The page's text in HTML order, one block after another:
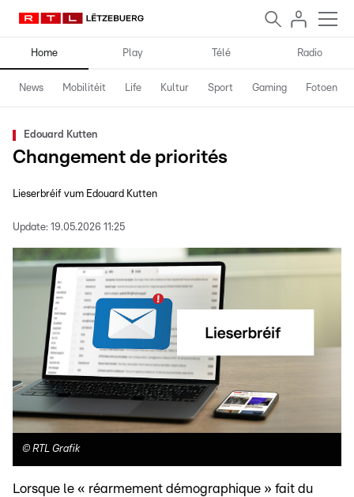
Home Play Télé Radio
News Mobilitéit Life Kultur Sport Gaming Fotoen
Edouard Kutten
Changement de priorités
Lieserbréif vum Edouard Kutten
Update: 19.05.2026 11:25
© RTL Grafik
Lorsque le « réarmement démographique » fait du